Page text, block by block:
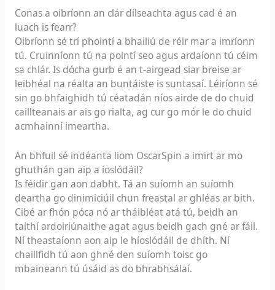
Conas a oibríonn an clár dílseachta agus cad é an
luach is fearr?
Oibríonn sé trí phointí a bhailiú de réir mar a imríonn
tú. Cruinníonn tú na pointí seo agus ardaíonn tú céim
sa chlár. Is dócha gurb é an t-airgead siar breise ar
leibhéal na réalta an buntáiste is suntasaí. Léiríonn sé
sin go bhfaighidh tú céatadán níos airde de do chuid
caillteanais ar ais go rialta, ag cur go mór le do chuid
acmhainní imeartha.
An bhfuil sé indéanta liom OscarSpin a imirt ar mo
ghuthán gan aip a íoslódáil?
Is féidir gan aon dabht. Tá an suíomh an suíomh
deartha go dinimiciúil chun freastal ar ghléas ar bith.
Cibé ar fhón póca nó ar tháibléat atá tú, beidh an
taithí ardoiriúnaithe agat agus beidh gach gné ar fáil.
Ní theastaíonn aon aip le híoslódáil de dhíth. Ní
chaillfidh tú aon ghné den suíomh toisc go
mbaineann tú úsáid as do bhrabhsálaí.